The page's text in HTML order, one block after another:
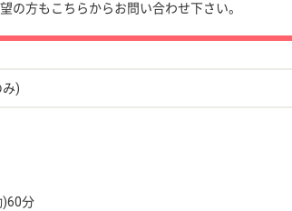
の方もこちらからお問い合わせ下さい。
)
)60分